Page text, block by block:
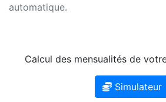
automatique.
Calcul des mensualités de
Simulateur